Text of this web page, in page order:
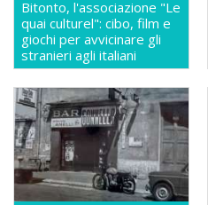
Bitonto, l'associazione "Le
quai culturel": cibo, film e
giochi per avvicinare gli
stranieri agli italiani